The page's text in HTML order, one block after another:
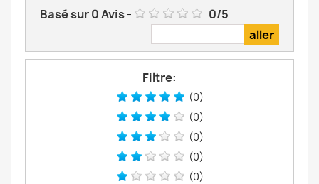
Basé sur0Avis- 0/5
Filtre:
(0)
(0)
(0)
(0)
(0)